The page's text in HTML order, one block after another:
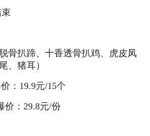
骨扒蹄、十香透骨扒鸡、虎皮凤
、猪耳）
：19.9元/15个
：29.8元/份